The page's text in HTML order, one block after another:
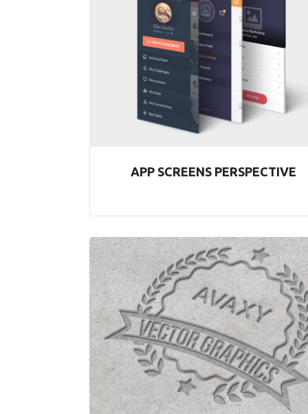
APP SCREENS PERSPECTIVE